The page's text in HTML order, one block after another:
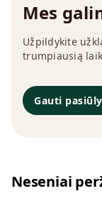
Mes
Užpildykite
trumpiausią
Gauti
Neseniai